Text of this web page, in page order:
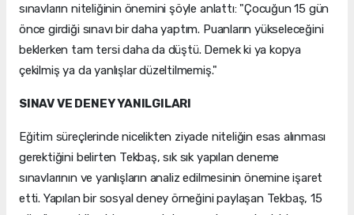
sınavların niteliğinin önemini şöyle anlattı: "Çocuğun 15 gün
önce girdiği sınavı bir daha yaptım. Puanların yükseleceğini
beklerken tam tersi daha da düştü. Demek ki ya kopya
çekilmiş ya da yanlışlar düzeltilmemiş."
SINAV VE DENEY YANILGILARI
Eğitim süreçlerinde nicelikten ziyade niteliğin esas alınması
gerektiğini belirten Tekbaş, sık sık yapılan deneme
sınavlarının ve yanlışların analiz edilmesinin önemine işaret
etti. Yapılan bir sosyal deney örneğini paylaşan Tekbaş, 15